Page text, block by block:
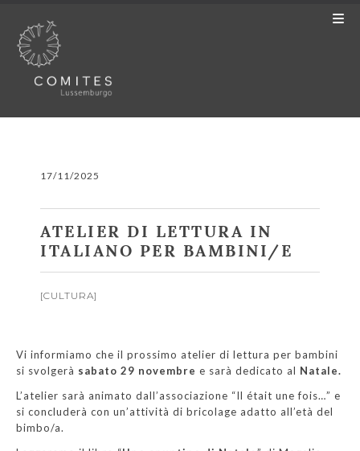
17/11/2025
ATELIER DI LETTURA IN
ITALIANO PER BAMBINI/E
[CULTURA]
Vi informiamo che il prossimo atelier di lettura per bambini
si svolgerà sabato 29 novembre e sarà dedicato al Natale.
L’atelier sarà animato dall’associazione “Il était une fois…” e
si concluderà con un’attività di bricolage adatto all’età del
bimbo/a.